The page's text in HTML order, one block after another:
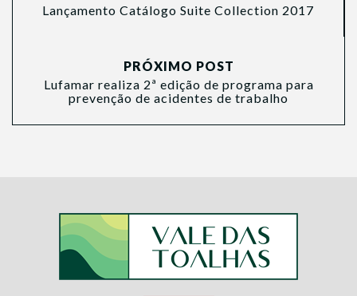
Lançamento Catálogo Suite Collection 2017
PRÓXIMO POST
Lufamar realiza 2ª edição de programa para
prevenção de acidentes de trabalho